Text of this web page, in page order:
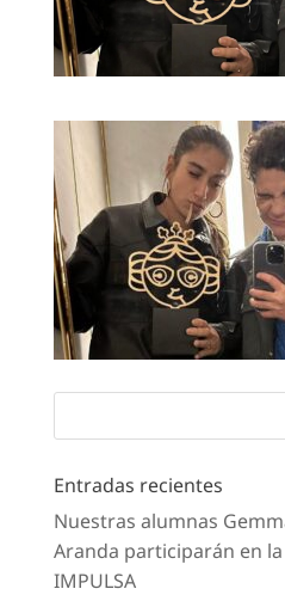
Entradas recientes
Nuestras alumnas
Aranda participarán en
IMPULSA